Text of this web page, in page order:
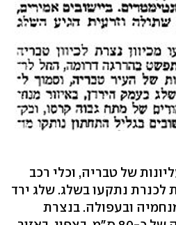
של טבריה, וכלי רכב
לכנרת נתקעו בשלג. שלג ירד
ובעפולה. בנצרת